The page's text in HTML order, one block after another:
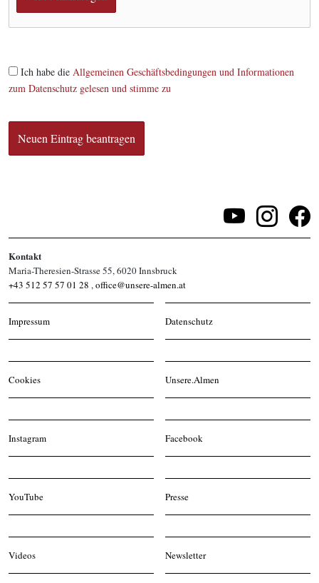
Ich habe die Allgemeinen Geschäftsbedingungen und Informationen
zum Datenschutz gelesen und stimme zu
Kontakt
Maria-Theresien-Strasse 55, 6020 Innsbruck
+43 512 57 57 01 28 ,office@unsere-almen.at
Impressum Datenschutz
Cookies Unsere.Almen
Instagram Facebook
YouTube Presse
Videos Newsletter